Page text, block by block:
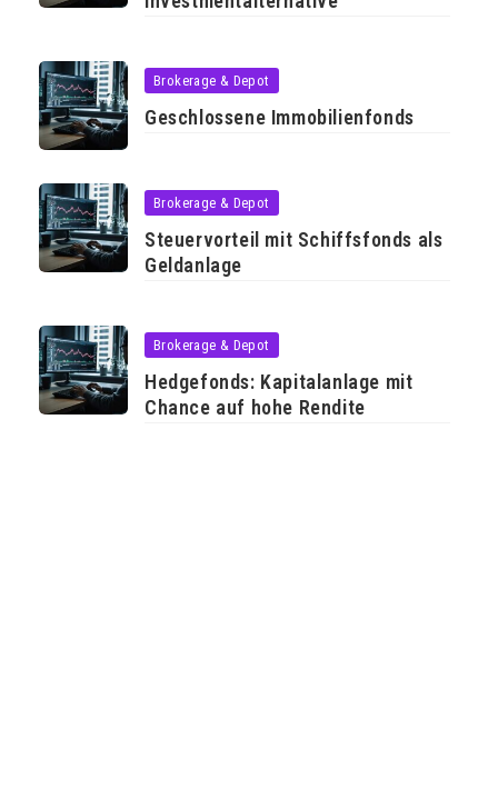
Brokerage & Depot
Geschlossene Immobilienfonds
Brokerage & Depot
Steuervorteil mit Schiffsfonds als
Geldanlage
Brokerage & Depot
Hedgefonds: Kapitalanlage mit
Chance auf hohe Rendite